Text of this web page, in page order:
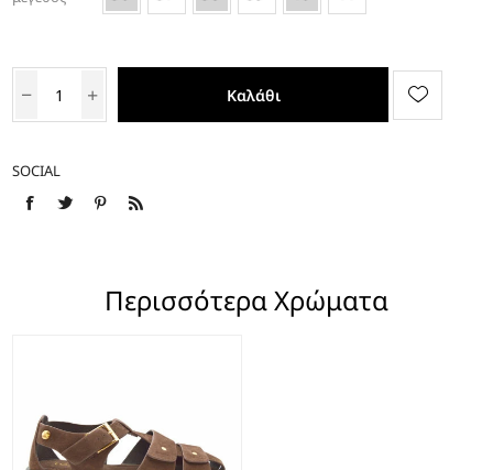
Καλάθι
SOCIAL
Περισσότερα Χρώματα